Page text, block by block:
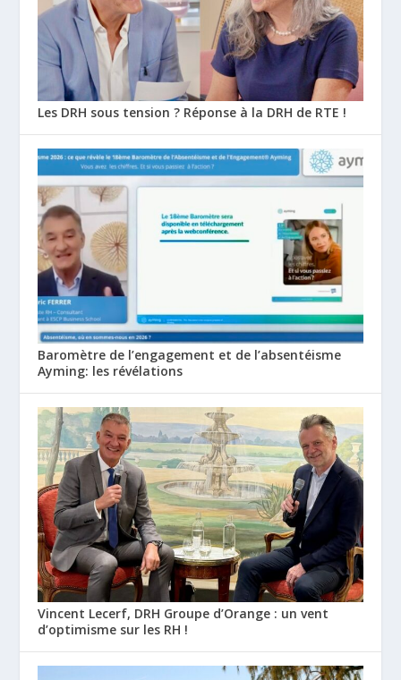
Les DRH sous tension ? Réponse à la DRH de RTE !
Baromètre de l’engagement et de l’absentéisme
Ayming: les révélations
Vincent Lecerf, DRH Groupe d’Orange : un vent
d’optimisme sur les RH !